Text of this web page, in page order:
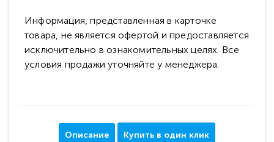
Информация, представленная в карточке
товара, не является офертой и предоставляется
исключительно в ознакомительных целях. Все
условия продажи уточняйте у менеджера.
Описание Купить в один клик